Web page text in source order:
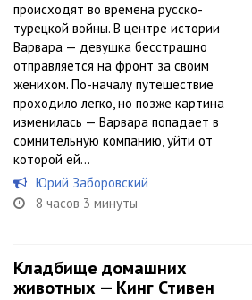
происходят во времена русско-
турецкой войны. В центре истории
Варвара — девушка бесстрашно
отправляется на фронт за своим
женихом. По-началу путешествие
проходило легко, но позже картина
изменилась — Варвара попадает в
сомнительную компанию, уйти от
которой ей...
Юрий Заборовский
8 часов 3 минуты
Кладбище домашних
животных — Кинг Стивен